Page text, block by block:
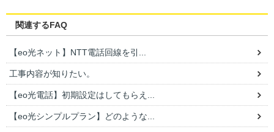
関連するFAQ
【eo光ネット】NTT電話回線を引...
工事内容が知りたい。
【eo光電話】初期設定はしてもらえ...
【eo光シンプルプラン】どのような...